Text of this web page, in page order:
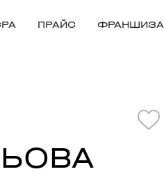
ПРАЙС ФРАНШИЗА